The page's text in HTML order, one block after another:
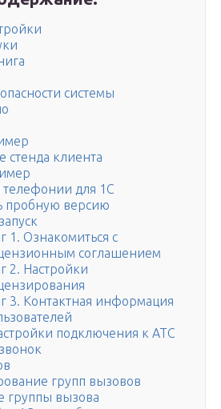
системы
стенда клиента
телефонии для 1С
пробную версию
1. Ознакомиться с
соглашением
2. Настройки
3. Контактная информация
подключения к АТС
групп вызовов
группы вызова